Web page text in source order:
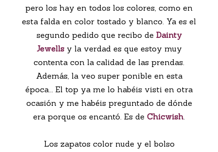
pero los hay en todos los colores, como en
esta falda en color tostado y blanco. Ya es el
segundo pedido que recibo de Dainty
Jewellsy la verdad es que estoy muy
contenta con la calidad de las prendas.
Además, la veo super ponible en esta
época... El top ya me lo habéis visti en otra
ocasión y me habéis preguntado de dónde
era porque os encantó. Es de Chicwish.
Los zapatos color nude y el bolso